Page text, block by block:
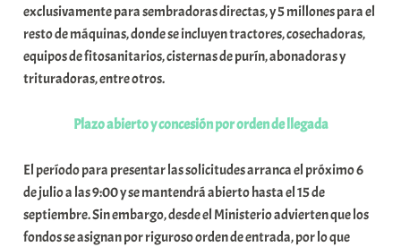
exclusivamente para sembradoras directas, y 5 millones para el
resto de máquinas, donde se incluyen tractores, cosechadoras,
equipos de fitosanitarios, cisternas de purín, abonadoras y
trituradoras, entre otros.
Plazo abierto y concesión por orden de llegada
El período para presentar las solicitudes arranca el próximo 6
de julio a las 9:00 y se mantendrá abierto hasta el 15 de
septiembre. Sin embargo, desde el Ministerio advierten que los
fondos se asignan por riguroso orden de entrada, por lo que